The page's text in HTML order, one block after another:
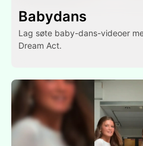
Babydans
Lag søte baby-dans-videoer
Dream Act.